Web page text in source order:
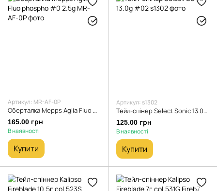
Артикул: MR-AF-0P
Оберталка Mepps Aglia Fluo phospho #0 2.5g
165.00 грн
В наявності
Купити
Артикул: s1302
Тейл-спінер Select Sonic 13.0g #02
125.00 грн
В наявності
Купити